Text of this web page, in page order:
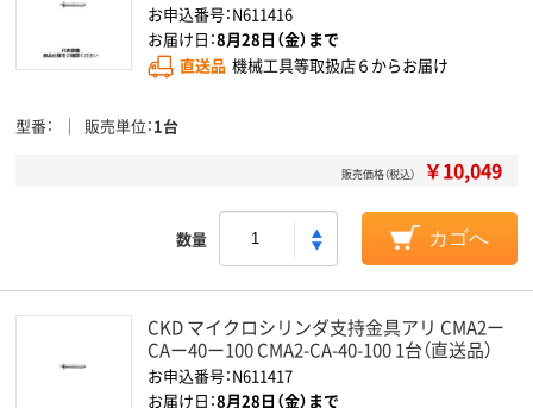
お申込番号：N611416
お届け日：8月28日（金）まで
直送品 機械工具等取扱店６からお届け
型番 販売単位 1台
販売価格（税込） ￥10,049
数量 カゴへ
CKD マイクロシリンダ支持金具アリ CMA2ー
CAー40ー100 CMA2-CA-40-100 1台（直送品）
お申込番号：N611417
お届け日：8月28日（金）まで